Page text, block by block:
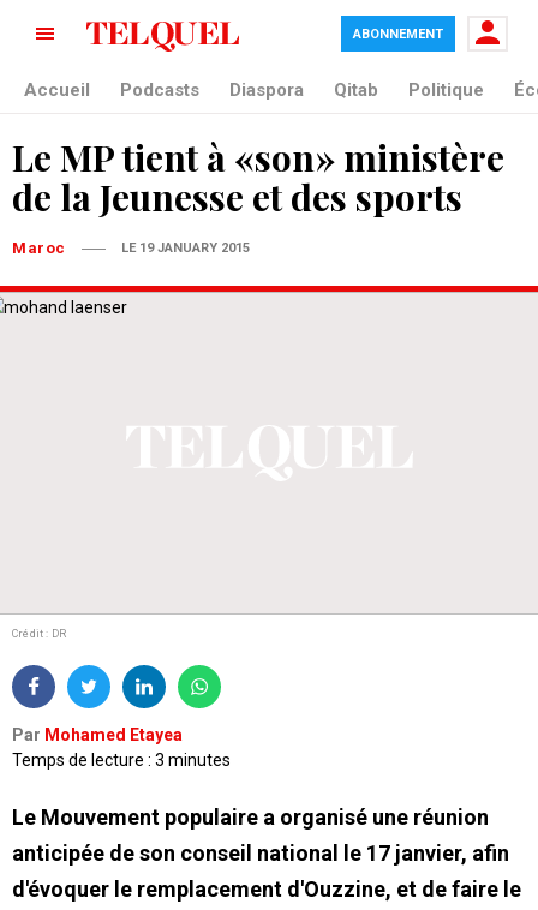
ABONNEMENT
Accueil Podcasts Diaspora Qitab Politique
Le MP tient à «son» ministère
de la Jeunesse et des sports
Maroc LE 19 JANUARY 2015
Crédit : DR
Par Mohamed Etayea
Temps de lecture : 3 minutes
Le Mouvement populaire a organisé une réunion
anticipée de son conseil national le 17 janvier, afin
d'évoquer le remplacement d'Ouzzine, et de faire le